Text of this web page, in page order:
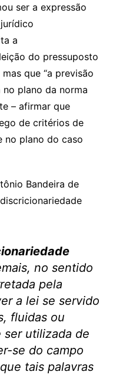
ser a expressão
a
do pressuposto
que “a previsão
plano da norma
– afirmar que
de critérios de
no plano do caso
Bandeira de
no sentido
pela
a lei se servido
fluidas ou
ser utilizada de
se do campo
tais palavras